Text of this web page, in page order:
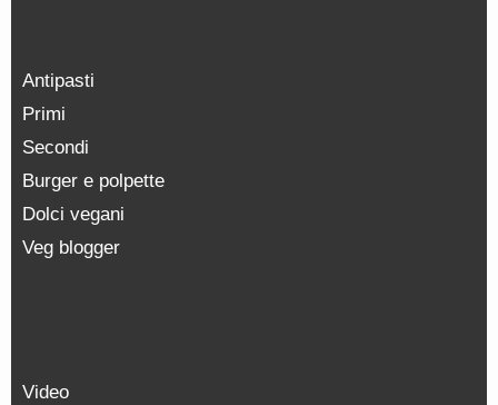
Antipasti
Primi
Secondi
Burger e polpette
Dolci vegani
Veg blogger
Video